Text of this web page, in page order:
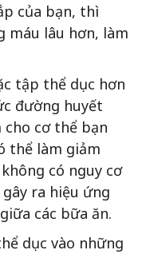
của bạn, thì
máu lâu hơn, làm
tập thể dục hơn
đường huyết
cơ thể bạn
thể làm giảm
có nguy cơ
ra hiệu ứng
các bữa ăn.
dục vào những